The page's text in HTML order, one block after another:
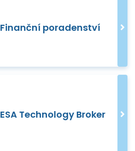
Finanční poradenství
ESA Technology Broker